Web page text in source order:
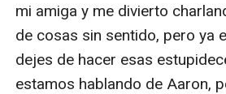
mi amiga y me divierto
de cosas sin sentido, pero ya
dejes de hacer esas
estamos hablando de Aaron,